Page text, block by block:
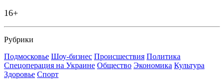
16+
Рубрики
Подмосковье Шоу-бизнес Происшествия Политика
Спецоперация на Украине Общество Экономика Культура
Здоровье Спорт